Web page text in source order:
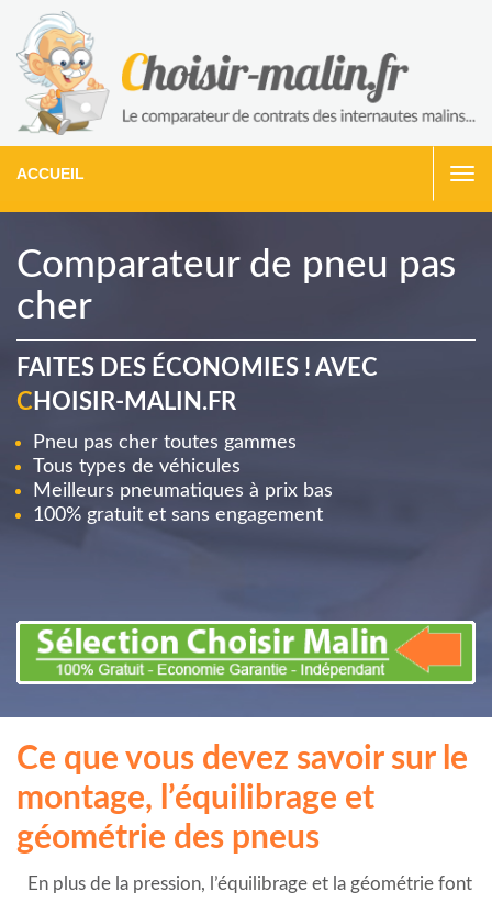
ACCUEIL
Comparateur de pneu pas
cher
FAITES DES ÉCONOMIES ! AVEC
C HOISIR-MALIN.FR
Pneu pas cher toutes gammes
Tous types de véhicules
Meilleurs pneumatiques à prix bas
100% gratuit et sans engagement
Ce que vous devez savoir sur le
montage, l’équilibrage et
géométrie des pneus
En plus de la pression, l’équilibrage et la géométrie font